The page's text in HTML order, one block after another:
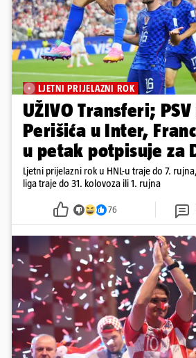
LJETNI PRIJELAZNI ROK
UŽIVO Transferi;
Perišića u Inter,
u petak potpisuje za
Ljetni prijelazni rok u HNL-u traje do 7.
liga traje do 31. kolovoza ili 1. rujna
76